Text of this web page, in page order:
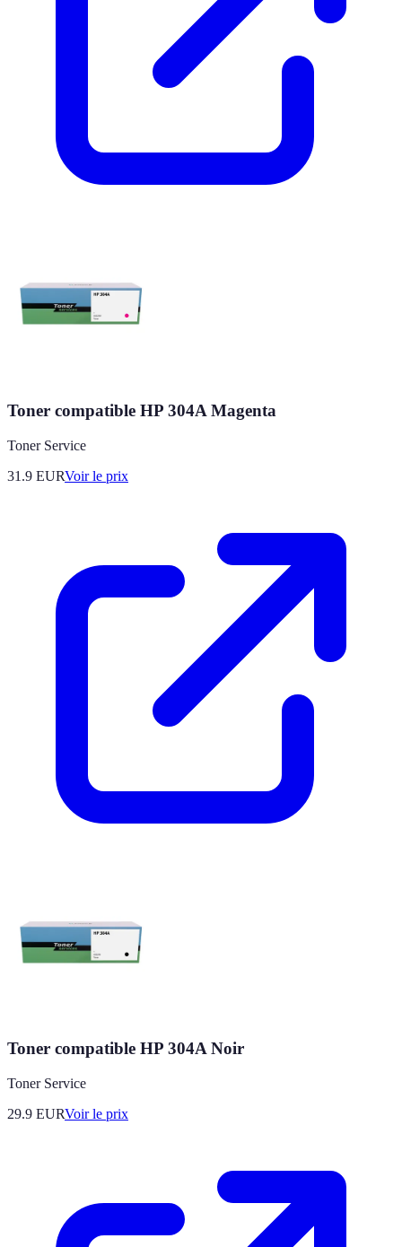
Toner compatible HP 304A Magenta
Toner Service
31.9 EURVoir le prix
Toner compatible HP 304A Noir
Toner Service
29.9 EURVoir le prix